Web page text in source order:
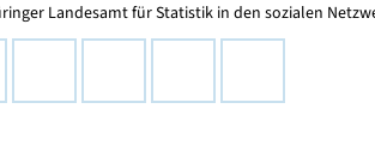
Landesamt für Statistik in den sozialen